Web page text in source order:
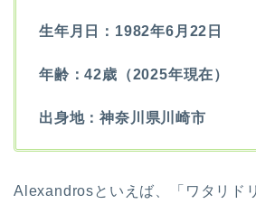
生年月日：1982年6月22日
年齢：42歳（2025年現在）
出身地：神奈川県川崎市
Alexandrosといえば、「ワタリド